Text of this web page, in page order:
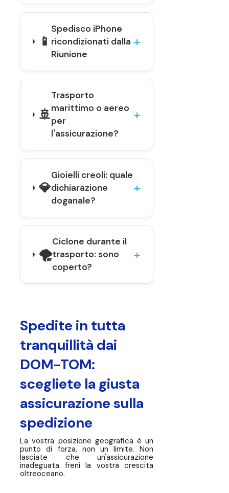
📱
Spedisco iPhone
ricondizionati dalla
Riunione
🚢
Trasporto
marittimo o aereo
per
l'assicurazione?
💎
Gioielli creoli: quale
dichiarazione
doganale?
🌪️
Ciclone durante il
trasporto: sono
coperto?
Spedite in tutta
tranquillità dai
DOM-TOM:
scegliete la giusta
assicurazione sulla
spedizione
La vostra posizione geografica è un
punto di forza, non un limite. Non
lasciate che un'assicurazione
inadeguata freni la vostra crescita
oltreoceano.